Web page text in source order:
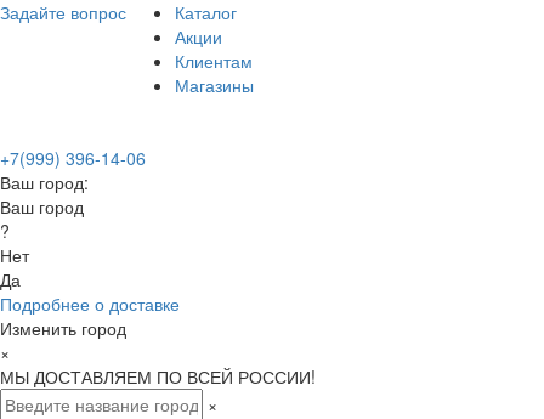
Задайте вопрос
Каталог
Акции
Клиентам
Магазины
+7(999) 396-14-06
Ваш город:
Ваш город
?
Нет
Да
Подробнее о доставке
Изменить город
×
МЫ ДОСТАВЛЯЕМ ПО ВСЕЙ РОССИИ!
×